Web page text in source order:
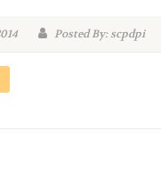
Posted By: scpdpi